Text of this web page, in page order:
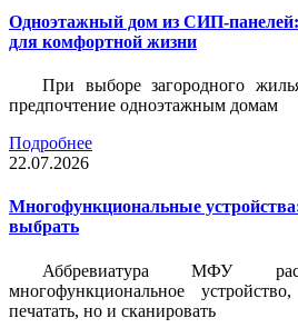
Одноэтажный дом из СИП-
для комфортной жизни
При выборе загородного
предпочтение одноэтажным домам
Подробнее
22.07.2026
Многофункциональные
выбрать
Аббревиатура МФУ
многофункциональное
печатать, но и сканировать